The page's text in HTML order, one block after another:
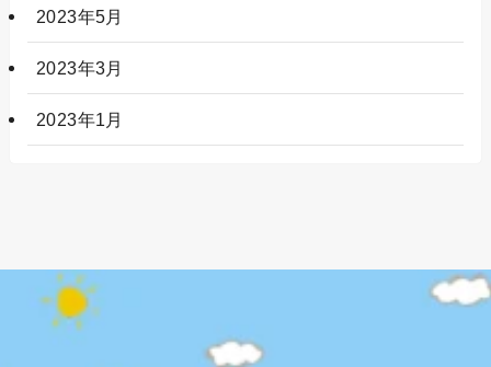
2023年5月
2023年3月
2023年1月